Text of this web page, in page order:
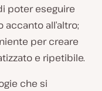
poter eseguire
all’altro;
per creare
e ripetibile.
che si